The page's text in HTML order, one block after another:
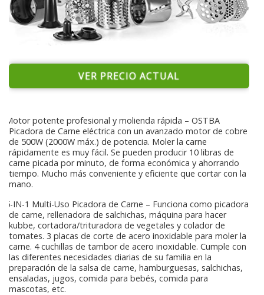
VER PRECIO ACTUAL
Motor potente profesional y molienda rápida – OSTBA
Picadora de Carne eléctrica con un avanzado motor de cobre
de 500W (2000W máx.) de potencia. Moler la carne
rápidamente es muy fácil. Se pueden producir 10 libras de
carne picada por minuto, de forma económica y ahorrando
tiempo. Mucho más conveniente y eficiente que cortar con la
mano.
5-IN-1 Multi-Uso Picadora de Carne – Funciona como picadora
de carne, rellenadora de salchichas, máquina para hacer
kubbe, cortadora/trituradora de vegetales y colador de
tomates. 3 placas de corte de acero inoxidable para moler la
carne. 4 cuchillas de tambor de acero inoxidable. Cumple con
las diferentes necesidades diarias de su familia en la
preparación de la salsa de carne, hamburguesas, salchichas,
ensaladas, jugos, comida para bebés, comida para
mascotas, etc.